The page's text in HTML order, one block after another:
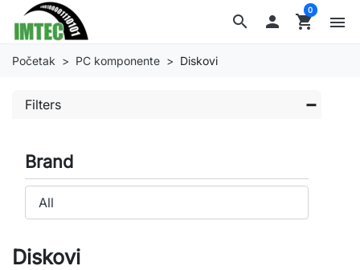
search  shopping_cart
0
menu
Početak PC komponente Diskovi
Filters
Brand
Diskovi